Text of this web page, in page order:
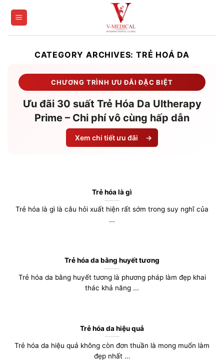
CATEGORY ARCHIVES:TRẺ HOÁ DA
CHƯƠNG TRÌNH ƯU ĐÃI ĐẶC BIỆT
Ưu đãi 30 suất Trẻ Hóa Da Ultherapy
Prime – Chi phí vô cùng hấp dẫn
Xem chi tiết ưu đãi →
Trẻ hóa là gì
Trẻ hóa là gì là câu hỏi xuất hiện rất sớm trong suy nghĩ của
...
Trẻ hóa da bằng huyết tương
Trẻ hóa da bằng huyết tương là phương pháp làm đẹp khai
thác khả năng ...
Trẻ hóa da hiệu quả
Trẻ hóa da hiệu quả không còn đơn thuần là mong muốn làm
đẹp nhất ...